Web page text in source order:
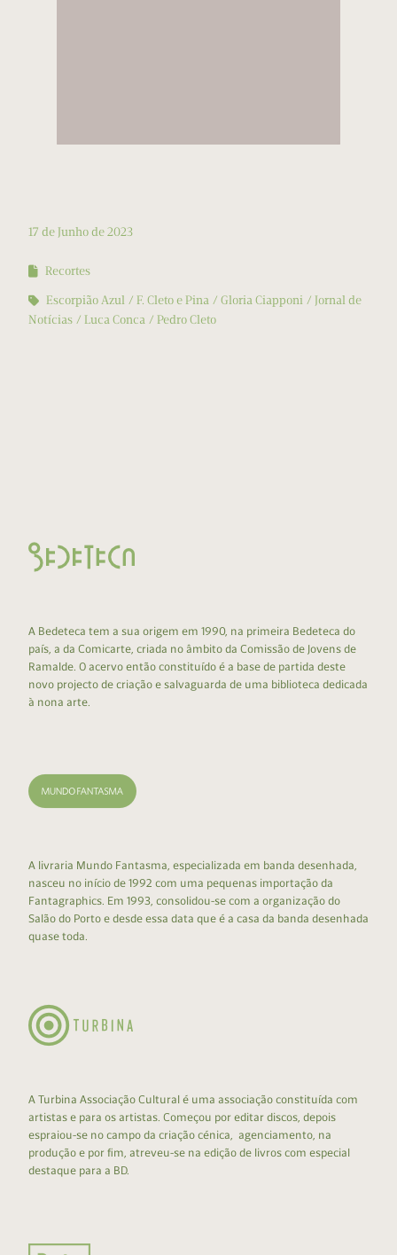
17 de Junho de 2023
Recortes
Escorpião Azul
F. Cleto e Pina Gloria Ciapponi
Jornal de
Notícias
Luca Conca Pedro Cleto
A Bedeteca tem a sua origem em 1990, na primeira Bedeteca do
país, a da Comicarte, criada no âmbito da Comissão de Jovens de
Ramalde. O acervo então constituído é a base de partida deste
novo projecto de criação e salvaguarda de uma biblioteca dedicada
à nona arte.
A livraria Mundo Fantasma, especializada em banda desenhada,
nasceu no início de 1992 com uma pequenas importação da
Fantagraphics. Em 1993, consolidou-se com a organização do
Salão do Porto e desde essa data que é a casa da banda desenhada
quase toda.
A Turbina Associação Cultural é uma associação constituída com
artistas e para os artistas. Começou por editar discos, depois
espraiou-se no campo da criação cénica, agenciamento, na
produção e por fim, atreveu-se na edição de livros com especial
destaque para a BD.